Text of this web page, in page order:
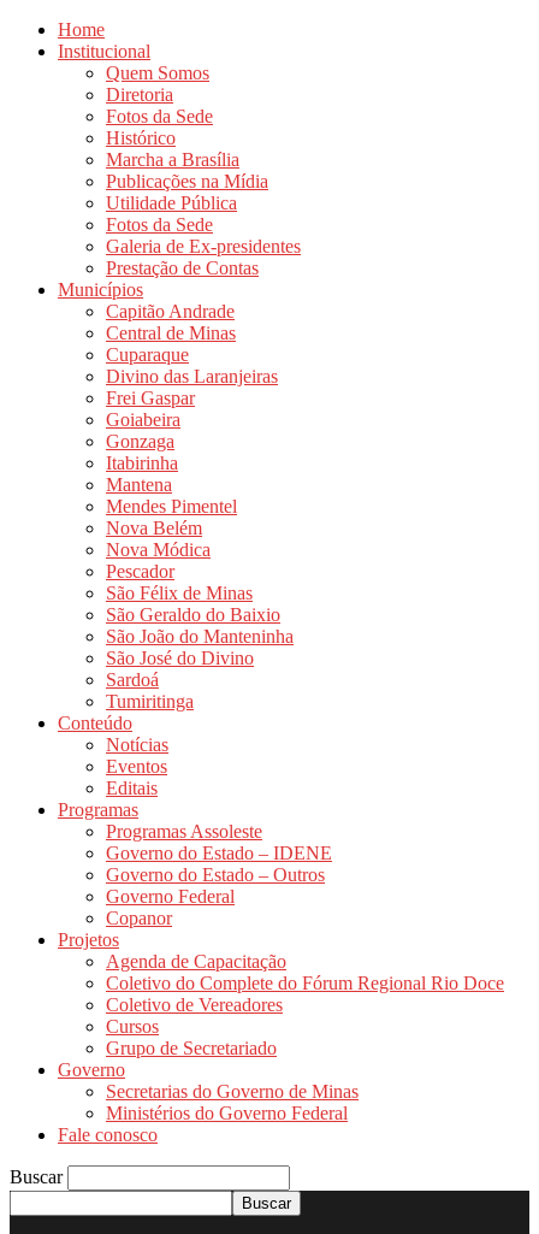
Home
Institucional
Quem Somos
Diretoria
Fotos da Sede
Histórico
Marcha a Brasília
Publicações na Mídia
Utilidade Pública
Fotos da Sede
Galeria de Ex-presidentes
Prestação de Contas
Municípios
Capitão Andrade
Central de Minas
Cuparaque
Divino das Laranjeiras
Frei Gaspar
Goiabeira
Gonzaga
Itabirinha
Mantena
Mendes Pimentel
Nova Belém
Nova Módica
Pescador
São Félix de Minas
São Geraldo do Baixio
São João do Manteninha
São José do Divino
Sardoá
Tumiritinga
Conteúdo
Notícias
Eventos
Editais
Programas
Programas Assoleste
Governo do Estado – IDENE
Governo do Estado – Outros
Governo Federal
Copanor
Projetos
Agenda de Capacitação
Coletivo do Complete do Fórum Regional Rio Doce
Coletivo de Vereadores
Cursos
Grupo de Secretariado
Governo
Secretarias do Governo de Minas
Ministérios do Governo Federal
Fale conosco
Buscar